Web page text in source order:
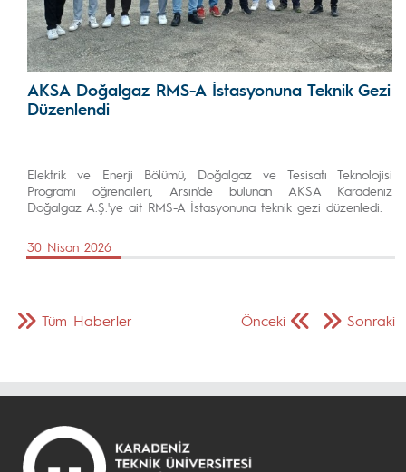
AKSA Doğalgaz RMS-A İstasyonuna Teknik Gezi
Düzenlendi
Elektrik ve Enerji Bölümü, Doğalgaz ve Tesisatı Teknolojisi
Programı öğrencileri, Arsin'de bulunan AKSA Karadeniz
Doğalgaz A.Ş.'ye ait RMS-A İstasyonuna teknik gezi düzenledi.
30 Nisan 2026
Önceki Sonraki
Tüm Haberler